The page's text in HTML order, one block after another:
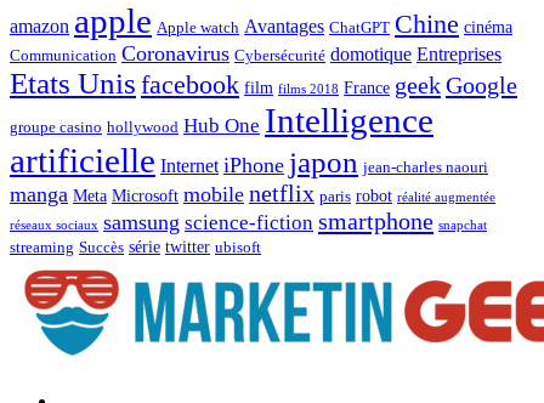
amazon apple Apple watch Avantages ChatGPT Chine cinéma
Communication Coronavirus Cybersécurité domotique Entreprises
Etats Unis facebook film films 2018 France geekGoogle
groupe casino hollywood Hub One Intelligence
artificielle Internet iPhone japon jean-charles naouri
manga Meta Microsoft mobile netflix paris robot réalité augmentée
réseaux sociaux samsung science-fiction smartphone snapchat
streaming Succès série twitter ubisoft